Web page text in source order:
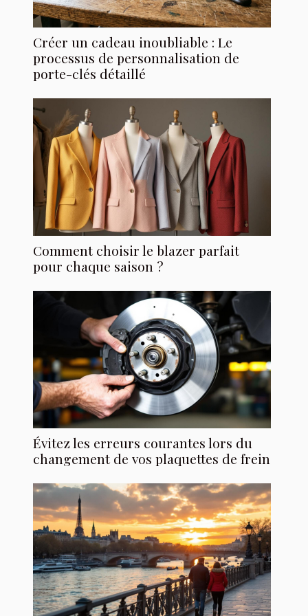
Créer un cadeau inoubliable : Le
processus de personnalisation de
porte-clés détaillé
Comment choisir le blazer parfait
pour chaque saison ?
Évitez les erreurs courantes lors du
changement de vos plaquettes de frein